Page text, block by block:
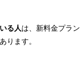
る人は、新料金プラン
ります。